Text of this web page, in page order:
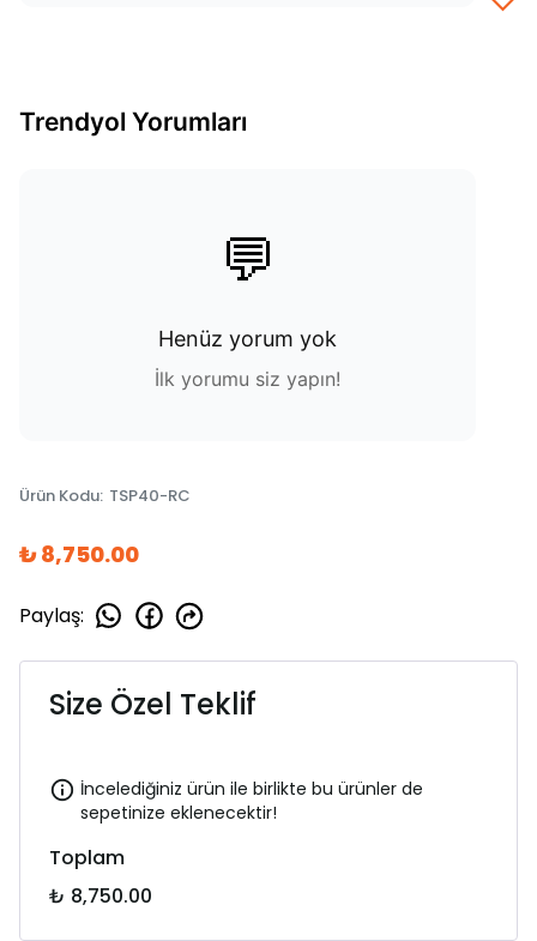
Trendyol Yorumları
💬
Henüz yorum yok
İlk yorumu siz yapın!
Ürün Kodu: TSP40-RC
₺ 8,750.00
Paylaş:
Size Özel Teklif
İncelediğiniz ürün ile birlikte bu ürünler de
sepetinize eklenecektir!
Toplam
₺ 8,750.00